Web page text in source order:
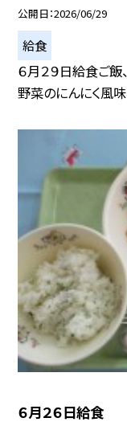
公開日 2026/06/29
給食
６月２９日給食ご飯
野菜のにんにく風味
６月２６日給食